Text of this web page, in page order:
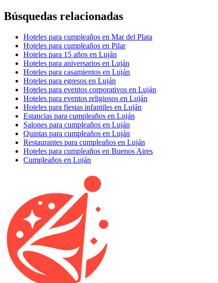
Búsquedas relacionadas
Hoteles para cumpleaños en Mar del Plata
Hoteles para cumpleaños en Pilar
Hoteles para 15 años en Luján
Hoteles para aniversarios en Luján
Hoteles para casamientos en Luján
Hoteles para egresos en Luján
Hoteles para eventos corporativos en Luján
Hoteles para eventos religiosos en Luján
Hoteles para fiestas infantiles en Luján
Estancias para cumpleaños en Luján
Salones para cumpleaños en Luján
Quintas para cumpleaños en Luján
Restaurantes para cumpleaños en Luján
Hoteles para cumpleaños en Buenos Aires
Cumpleaños en Luján